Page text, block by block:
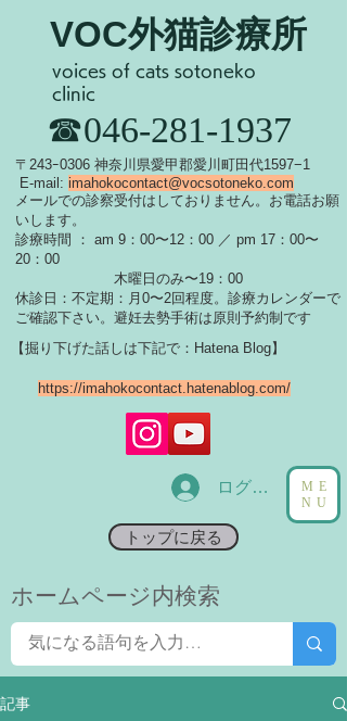
VOC外猫診療所
​☎046-281-1937
​〒243ｰ0306 神奈川県愛甲郡愛川町田代1597−1
E-mail: imahokocontact@vocsotoneko.com
​メールでの診察受付はしておりません。お電話お願
いします。
診療時間 ： am 9：00〜12：00 ／ pm 17：00〜
20：00
木曜日のみ〜19：00
休診日：不定期：月0〜2回程度。診療カレンダーで
ご確認下さい。 ​避妊去勢手術は原則予約制です
voices of cats sotoneko
clinic
ログイン
トップに戻る
ME
NU
https://imahokocontact.hatenablog.com/
【掘り下げた話しは下記で：Hatena Blog】
​ホームページ内検索
記事